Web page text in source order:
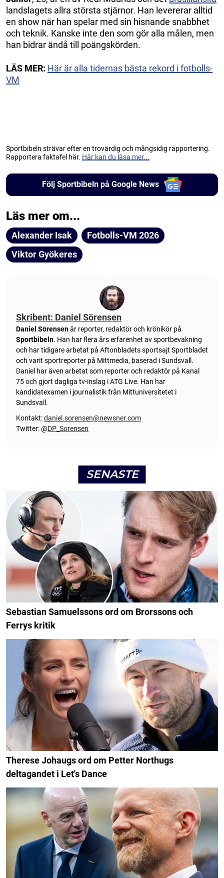
landslagets allra största stjärnor. Han levererar alltid
en show när han spelar med sin hisnande snabbhet
och teknik. Kanske inte den som gör alla målen, men
han bidrar ändå till poängskörden.
LÄS MER: Här är alla tidernas bästa rekord i fotbolls-
VM
Sportbibeln strävar efter en trovärdig och mångsidig rapportering.
Rapportera faktafel här. Här kan du läsa mer...
Följ Sportbibeln på Google News
Läs mer om...
Alexander Isak
Fotbolls-VM 2026
Viktor Gyökeres
Skribent: Daniel Sörensen
Daniel Sörensenär reporter, redaktör och krönikör på
Sportbibeln. Han har flera års erfarenhet av sportbevakning
och har tidigare arbetat på Aftonbladets sportsajt Sportbladet
och varit sportreporter på Mittmedia, baserad i Sundsvall.
Daniel har även arbetat som reporter och redaktör på Kanal
75 och gjort dagliga tv-inslag i ATG Live. Han har
kandidatexamen i journalistik från Mittuniversitetet i
Sundsvall.
Kontakt:daniel.sorensen@newsner.com
Twitter: @DP_Sorensen
SENASTE
Sebastian Samuelssons ord om Brorssons och
Ferrys kritik
Therese Johaugs ord om Petter Northugs
deltagandet i Let's Dance